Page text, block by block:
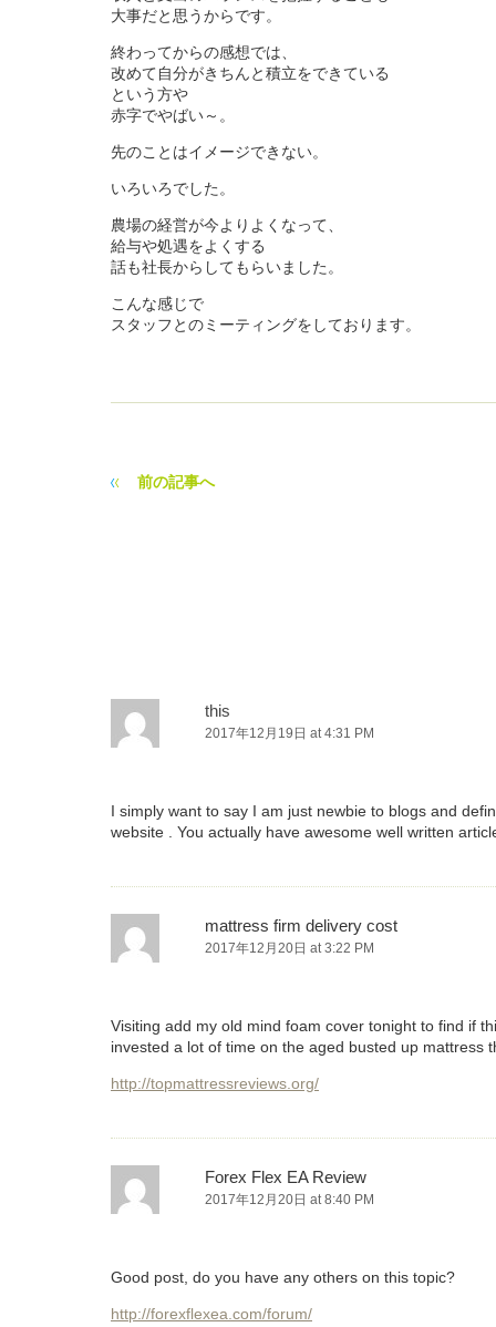
大事だと思うからです。
終わってからの感想では、
改めて自分がきちんと積立をできている
という方や
赤字でやばい～。
先のことはイメージできない。
いろいろでした。
農場の経営が今よりよくなって、
給与や処遇をよくする
話も社長からしてもらいました。
こんな感じで
スタッフとのミーティングをしております。
前の記事へ
this
2017年12月19日 at 4:31 PM
I simply want to say I am just newbie to blogs and
website . You actually have awesome well written
mattress firm delivery cost
2017年12月20日 at 3:22 PM
Visiting add my old mind foam cover tonight to find if
invested a lot of time on the aged busted up mattress
http://topmattressreviews.org/
Forex Flex EA Review
2017年12月20日 at 8:40 PM
Good post, do you have any others on this topic?
http://forexflexea.com/forum/